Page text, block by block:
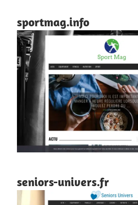
sportmag.info
seniors-univers.fr